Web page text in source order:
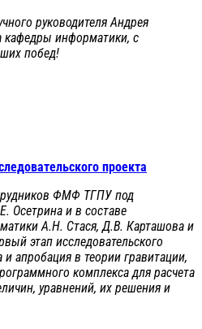
руководителя Андрея
кафедры информатики, с
побед!
проекта
ФМФ ТГПУ под
Осетрина и в составе
А.Н. Стася, Д.В. Карташова и
этап исследовательского
и апробация в теории гравитации,
комплекса для расчета
уравнений, их решения и